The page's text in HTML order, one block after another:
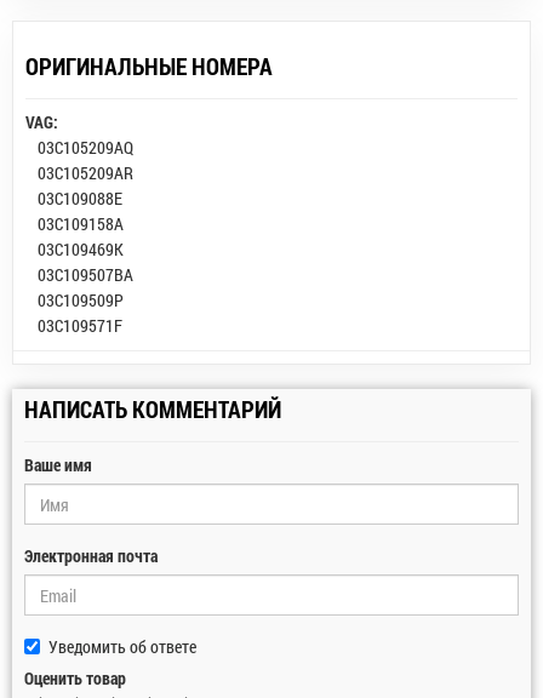
ОРИГИНАЛЬНЫЕ НОМЕРА
VAG:
03C105209AQ
03C105209AR
03C109088E
03C109158A
03C109469K
03C109507BA
03C109509P
03C109571F
НАПИСАТЬ КОММЕНТАРИЙ
Ваше имя
Электронная почта
Уведомить об ответе
Оценить товар